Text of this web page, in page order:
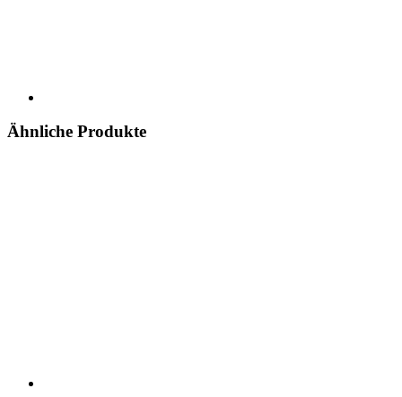
Ähnliche Produkte